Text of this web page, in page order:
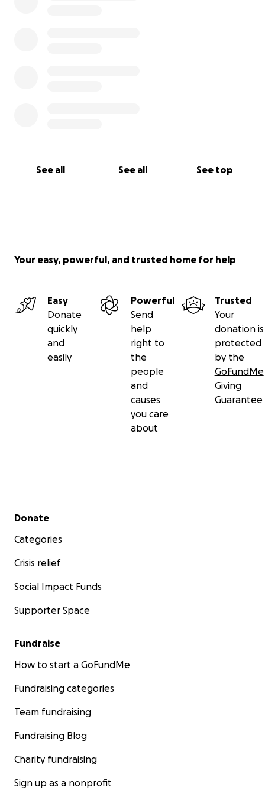
See all See all See top
Your easy, powerful, and trusted home for help
Easy
Donate
quickly
and
easily
Powerful
Send
help
right to
the
people
and
causes
you care
about
Trusted
Your
donation is
protected
by the
GoFundMe
Giving
Guarantee
Secondary menu
Donate
Categories
Crisis relief
Social Impact Funds
Supporter Space
Fundraise
How to start a GoFundMe
Fundraising categories
Team fundraising
Fundraising Blog
Charity fundraising
Sign up as a nonprofit